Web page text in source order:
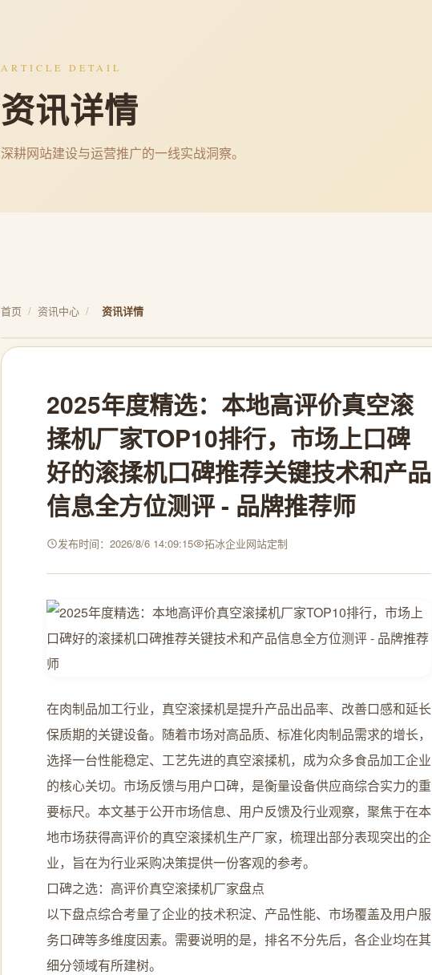
ARTICLE DETAIL
资讯详情
深耕网站建设与运营推广的一线实战洞察。
首页 / 资讯中心 / 资讯详情
2025年度精选：本地高评价真空滚
揉机厂家TOP10排行，市场上口碑
好的滚揉机口碑推荐关键技术和产品
信息全方位测评 - 品牌推荐师
发布时间：2026/8/6 14:09:15 拓冰企业网站定制
在肉制品加工行业，真空滚揉机是提升产品出品率、改善口感和延长
保质期的关键设备。随着市场对高品质、标准化肉制品需求的增长，
选择一台性能稳定、工艺先进的真空滚揉机，成为众多食品加工企业
的核心关切。市场反馈与用户口碑，是衡量设备供应商综合实力的重
要标尺。本文基于公开市场信息、用户反馈及行业观察，聚焦于在本
地市场获得高评价的真空滚揉机生产厂家，梳理出部分表现突出的企
业，旨在为行业采购决策提供一份客观的参考。
口碑之选：高评价真空滚揉机厂家盘点
以下盘点综合考量了企业的技术积淀、产品性能、市场覆盖及用户服
务口碑等多维度因素。需要说明的是，排名不分先后，各企业均在其
细分领域有所建树。